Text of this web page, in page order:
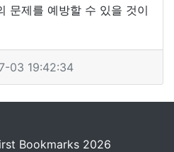
문제를 예방할 수 있을 것이
03 19:42:34
Bookmarks 2026